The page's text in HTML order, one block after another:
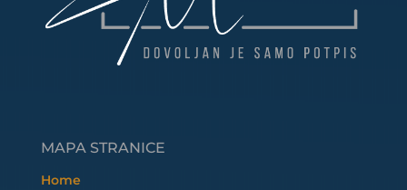
MAPA STRANICE
Home